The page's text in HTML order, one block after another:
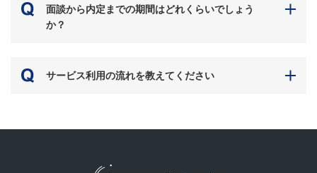
面談から内定までの期間はどれくらいでしょう
か？
サービス利用の流れを教えてください